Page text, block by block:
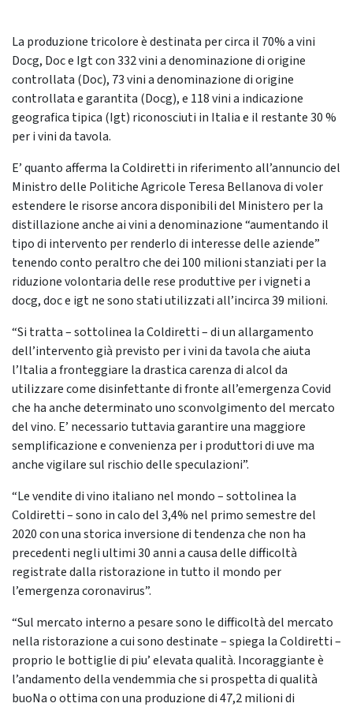
La produzione tricolore è destinata per circa il 70% a vini
Docg, Doc e Igt con 332 vini a denominazione di origine
controllata (Doc), 73 vini a denominazione di origine
controllata e garantita (Docg), e 118 vini a indicazione
geografica tipica (Igt) riconosciuti in Italia e il restante 30 %
per i vini da tavola.
E’ quanto afferma la Coldiretti in riferimento all’annuncio del
Ministro delle Politiche Agricole Teresa Bellanova di voler
estendere le risorse ancora disponibili del Ministero per la
distillazione anche ai vini a denominazione “aumentando il
tipo di intervento per renderlo di interesse delle aziende”
tenendo conto peraltro che dei 100 milioni stanziati per la
riduzione volontaria delle rese produttive per i vigneti a
docg, doc e igt ne sono stati utilizzati all’incirca 39 milioni.
“Si tratta – sottolinea la Coldiretti – di un allargamento
dell’intervento già previsto per i vini da tavola che aiuta
l’Italia a fronteggiare la drastica carenza di alcol da
utilizzare come disinfettante di fronte all’emergenza Covid
che ha anche determinato uno sconvolgimento del mercato
del vino. E’ necessario tuttavia garantire una maggiore
semplificazione e convenienza per i produttori di uve ma
anche vigilare sul rischio delle speculazioni”.
“Le vendite di vino italiano nel mondo – sottolinea la
Coldiretti – sono in calo del 3,4% nel primo semestre del
2020 con una storica inversione di tendenza che non ha
precedenti negli ultimi 30 anni a causa delle difficoltà
registrate dalla ristorazione in tutto il mondo per
l’emergenza coronavirus”.
“Sul mercato interno a pesare sono le difficoltà del mercato
nella ristorazione a cui sono destinate – spiega la Coldiretti –
proprio le bottiglie di piu’ elevata qualità. Incoraggiante è
l’andamento della vendemmia che si prospetta di qualità
buoNa o ottima con una produzione di 47,2 milioni di